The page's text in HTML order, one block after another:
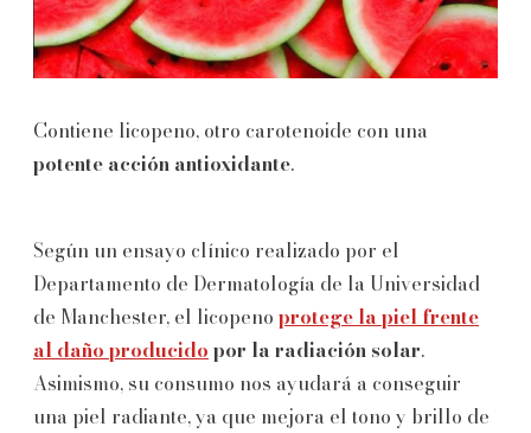
Contiene licopeno, otro carotenoide con una
potente acción antioxidante.
Según un ensayo clínico realizado por el
Departamento de Dermatología de la Universidad
de Manchester, el licopeno protege la piel frente
al daño producido por la radiación solar.
Asimismo, su consumo nos ayudará a conseguir
una piel radiante, ya que mejora el tono y brillo de